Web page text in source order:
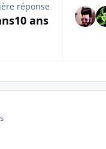
réponse
10 ans
overview